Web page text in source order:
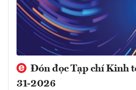
Đón đọc Tạp chí Kinh
31-2026